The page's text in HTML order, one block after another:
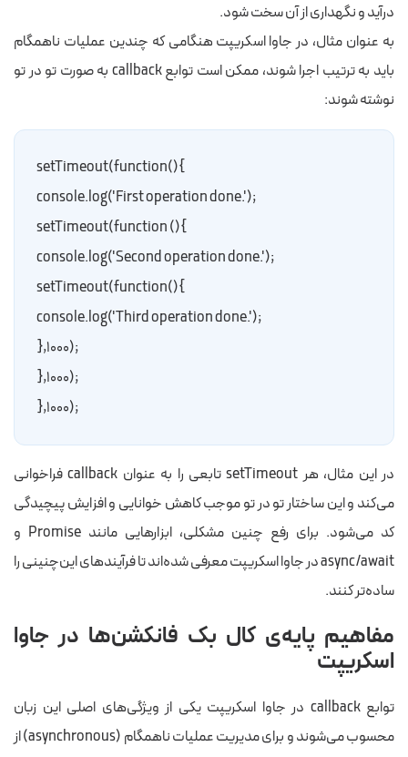
درآید و نگهداری از آن سخت شود.
به عنوان مثال، در جاوا اسکریپت هنگامی که چندین عملیات ناهمگام
باید به ترتیب اجرا شوند، ممکن است توابع callback به صورت تو در تو
نوشته شوند:
}()setTimeout(function
;(۱۰۰۰,{
در این مثال، هر setTimeout
تابعی را به عنوان callback فراخوانی
می‌کند و این ساختار تو در تو موجب کاهش خوانایی و افزایش پیچیدگی
کد می‌شود. برای رفع چنین مشکلی، ابزارهایی مانند Promise و
async/await در جاوا اسکریپت معرفی شده‌اند تا فرآیندهای این‌چنینی را
ساده‌تر کنند.
مفاهیم پایه‌ی کال بک فانکشن‌ها در جاوا
اسکریپت
توابع callback در جاوا اسکریپت یکی از ویژگی‌های اصلی این زبان
محسوب می‌شوند و برای مدیریت عملیات ناهمگام (asynchronous) از